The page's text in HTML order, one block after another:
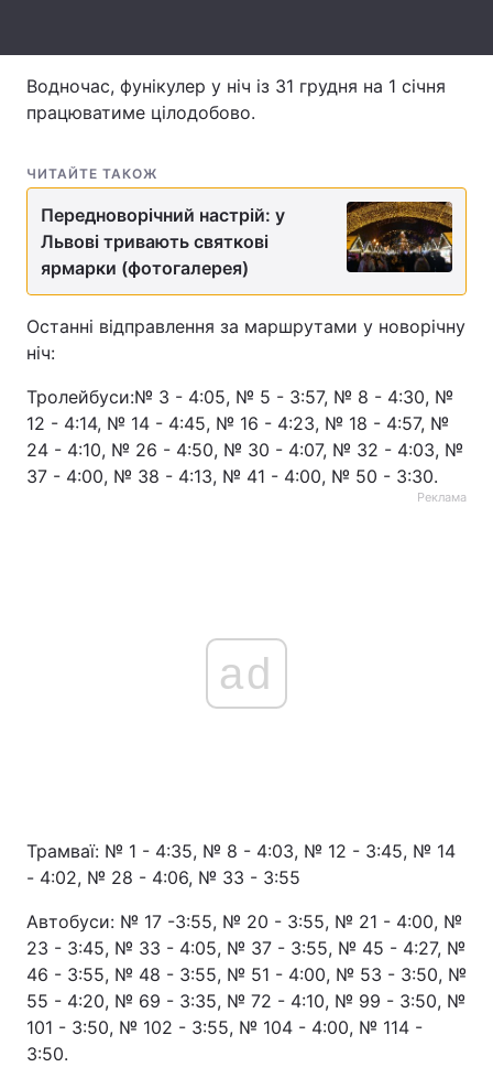
Водночас, фунікулер у ніч із 31 грудня на 1 січня
працюватиме цілодобово.
ЧИТАЙТЕ ТАКОЖ
Передноворічний настрій: у
Львові тривають святкові
ярмарки (фотогалерея)
Останні відправлення за маршрутами у новорічну
ніч:
Тролейбуси:№ 3 - 4:05, № 5 - 3:57, № 8 - 4:30, №
12 - 4:14, № 14 - 4:45, № 16 - 4:23, № 18 - 4:57, №
24 - 4:10, № 26 - 4:50, № 30 - 4:07, № 32 - 4:03, №
37 - 4:00, № 38 - 4:13, № 41 - 4:00, № 50 - 3:30.
Реклама
ad
Трамваї: № 1 - 4:35, № 8 - 4:03, № 12 - 3:45, № 14
- 4:02, № 28 - 4:06, № 33 - 3:55
Автобуси: № 17 -3:55, № 20 - 3:55, № 21 - 4:00, №
23 - 3:45, № 33 - 4:05, № 37 - 3:55, № 45 - 4:27, №
46 - 3:55, № 48 - 3:55, № 51 - 4:00, № 53 - 3:50, №
55 - 4:20, № 69 - 3:35, № 72 - 4:10, № 99 - 3:50, №
101 - 3:50, № 102 - 3:55, № 104 - 4:00, № 114 -
3:50.